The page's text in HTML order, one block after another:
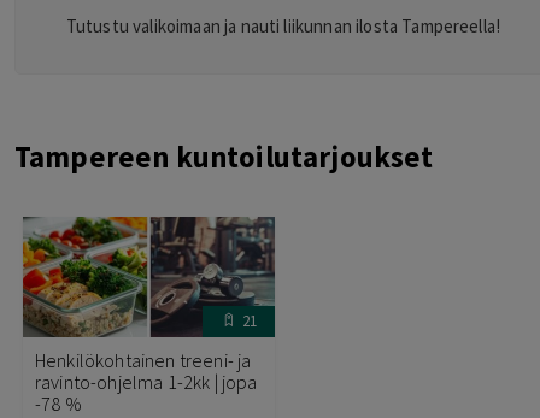
Tutustu valikoimaan ja nauti liikunnan ilosta Tampereella!
Tampereen kuntoilutarjoukset
21
Henkilökohtainen treeni- ja
ravinto-ohjelma 1-2kk | jopa
-78 %